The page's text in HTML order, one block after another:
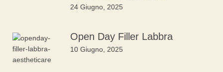
24 Giugno, 2025
Open Day Filler Labbra
10 Giugno, 2025